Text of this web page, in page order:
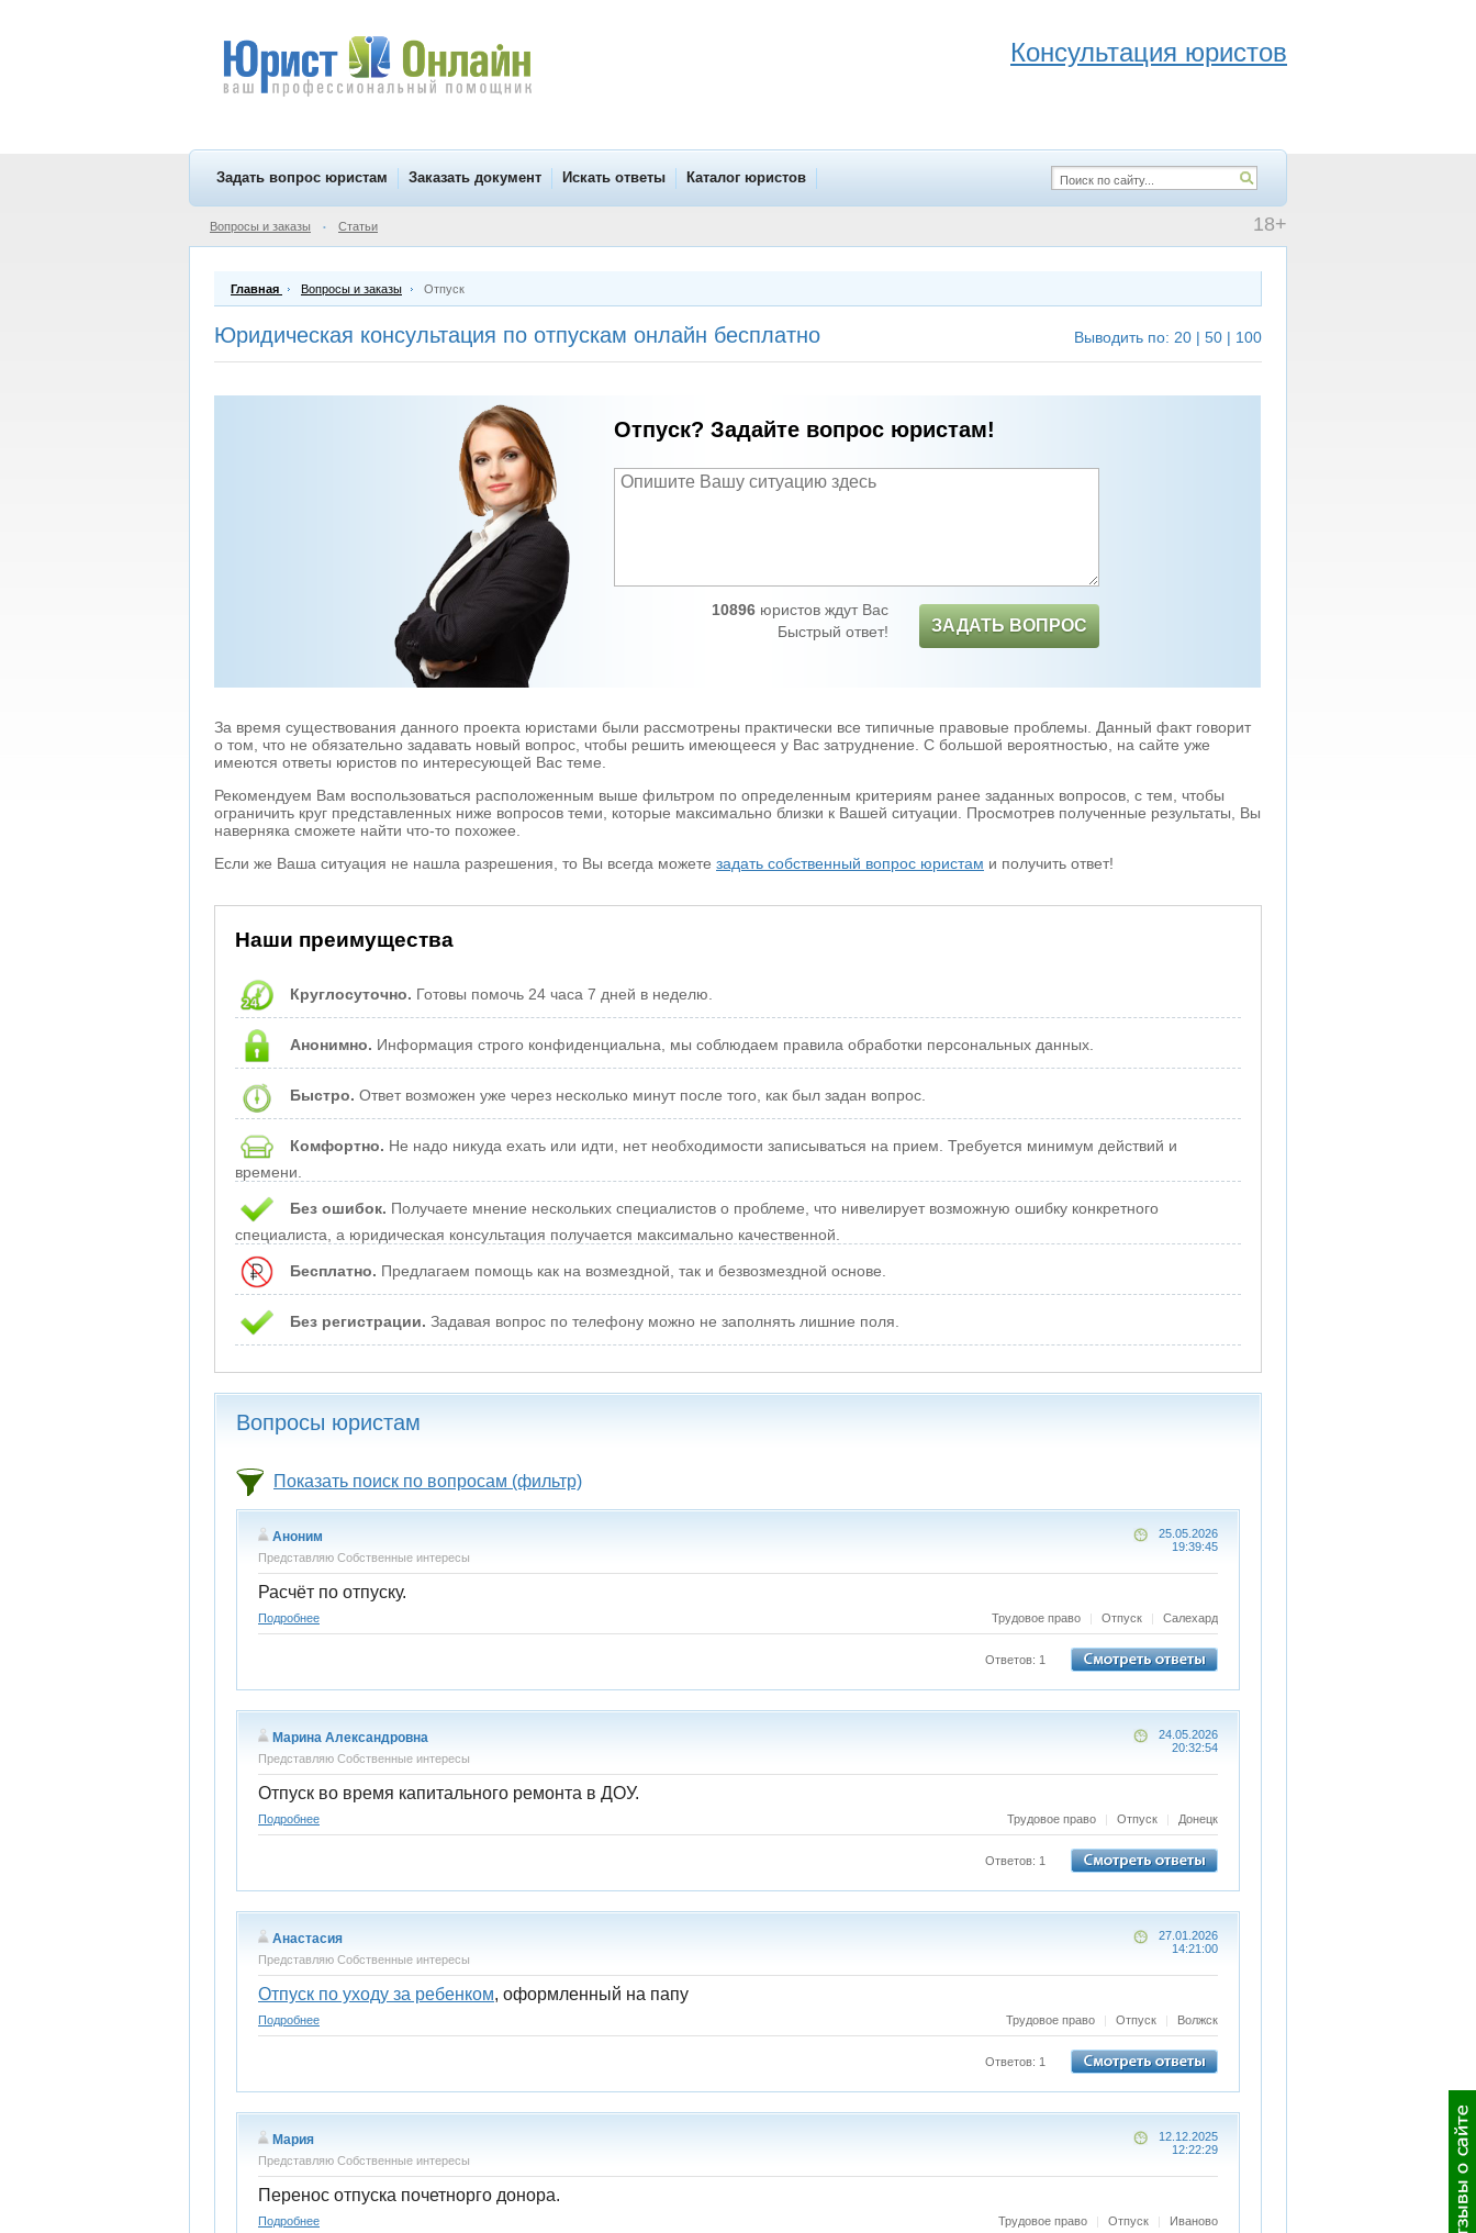
Консультация юристов
Задать вопрос юристам Заказать документ Искать ответы Каталог юристов
18+
Вопросы и заказы • Статьи
Главная Вопросы и заказы Отпуск
Юридическая консультация по отпускам онлайн бесплатно Выводить по: 20 | 50 | 100
Отпуск? Задайте вопрос юристам!
10896юристов ждут Вас
Быстрый ответ!
ЗАДАТЬ ВОПРОС
За время существования данного проекта юристами были рассмотрены практически все типичные правовые проблемы. Данный факт говорит
о том, что не обязательно задавать новый вопрос, чтобы решить имеющееся у Вас затруднение. С большой вероятностью, на сайте уже
имеются ответы юристов по интересующей Вас теме.
Рекомендуем Вам воспользоваться расположенным выше фильтром по определенным критериям ранее заданных вопросов, с тем, чтобы
ограничить круг представленных ниже вопросов теми, которые максимально близки к Вашей ситуации. Просмотрев полученные результаты, Вы
наверняка сможете найти что-то похожее.
Если же Ваша ситуация не нашла разрешения, то Вы всегда можете задать собственный вопрос юристам и получить ответ!
Наши преимущества
Круглосуточно. Готовы помочь 24 часа 7 дней в неделю.
Анонимно. Информация строго конфиденциальна, мы соблюдаем правила обработки персональных данных.
Быстро. Ответ возможен уже через несколько минут после того, как был задан вопрос.
Комфортно. Не надо никуда ехать или идти, нет необходимости записываться на прием. Требуется минимум действий и
времени.
Без ошибок. Получаете мнение нескольких специалистов о проблеме, что нивелирует возможную ошибку конкретного
специалиста, а юридическая консультация получается максимально качественной.
Бесплатно. Предлагаем помощь как на возмездной, так и безвозмездной основе.
Без регистрации. Задавая вопрос по телефону можно не заполнять лишние поля.
Вопросы юристам
Показать поиск по вопросам (фильтр)
Аноним
Представляю Собственные интересы
25.05.2026
19:39:45
Расчёт по отпуску.
Подробнее Трудовое право | Отпуск | Салехард
Ответов: 1
Марина Александровна
Представляю Собственные интересы
24.05.2026
20:32:54
Отпуск во время капитального ремонта в ДОУ.
Подробнее Трудовое право | Отпуск | Донецк
Ответов: 1
Анастасия
Представляю Собственные интересы
27.01.2026
14:21:00
Отпуск по уходу за ребенком, оформленный на папу
Подробнее Трудовое право | Отпуск | Волжск
Ответов: 1
Мария
Представляю Собственные интересы
12.12.2025
12:22:29
Перенос отпуска почетнорго донора.
Подробнее Трудовое право | Отпуск | Иваново